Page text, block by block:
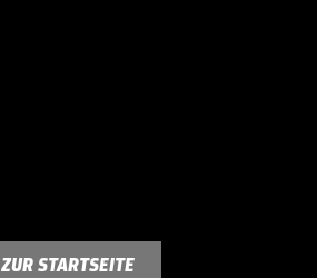
ZUR STARTSEITE